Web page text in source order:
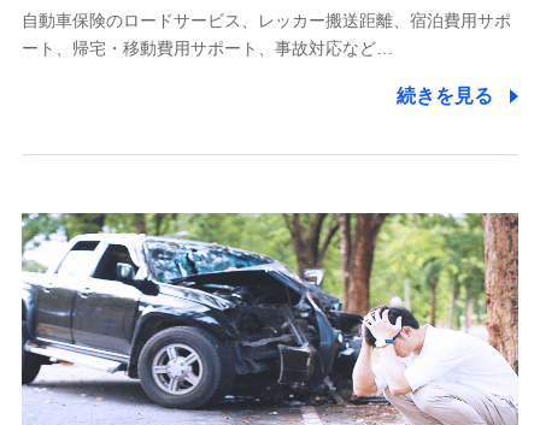
11.マイカー通勤管理クラウド並びに法人向けASPサー
をお送りするため
分析するため
当社の対応品質向上やお問い合わせ内容の正確な把握のため
個人情報保護管理者の職名、連絡先
株式会社ドコモ・インシュアランス 営業部長
〒103-0013 東京都中央区日本橋人形町2-14-10 アーバン
ネット日本橋ビル 3F
株式会社ドコモ・インシュアランス
自動車保険のロードサービス、レッカー搬送距離、宿泊費用サポ
ート、帰宅・移動費用サポート、事故対応など…
続きを見る